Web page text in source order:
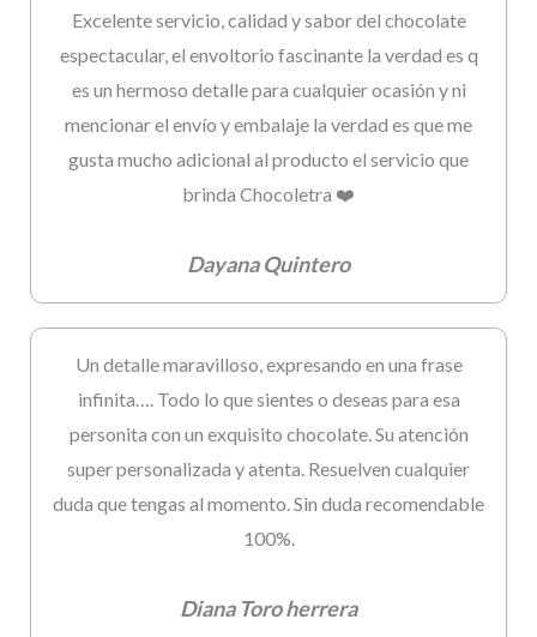
Excelente servicio, calidad y sabor del chocolate
espectacular, el envoltorio fascinante la verdad es q
es un hermoso detalle para cualquier ocasión y ni
mencionar el envío y embalaje la verdad es que me
gusta mucho adicional al producto el servicio que
brinda Chocoletra ❤️
Dayana Quintero
Un detalle maravilloso, expresando en una frase
infinita…. Todo lo que sientes o deseas para esa
personita con un exquisito chocolate. Su atención
super personalizada y atenta. Resuelven cualquier
duda que tengas al momento. Sin duda recomendable
100%.
Diana Toro herrera